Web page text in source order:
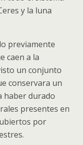
y la luna
previamente
caen a la
un conjunto
conservara un
haber durado
presentes en
por